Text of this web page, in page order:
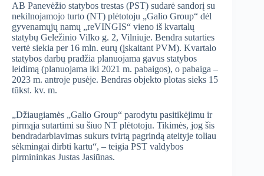
AB Panevėžio statybos trestas (PST) sudarė sandorį su
nekilnojamojo turto (NT) plėtotoju „Galio Group“ dėl
gyvenamųjų namų „reVINGIS“ vieno iš kvartalų
statybų Geležinio Vilko g. 2, Vilniuje. Bendra sutarties
vertė siekia per 16 mln. eurų (įskaitant PVM). Kvartalo
statybos darbų pradžia planuojama gavus statybos
leidimą (planuojama iki 2021 m. pabaigos), o pabaiga –
2023 m. antroje pusėje. Bendras objekto plotas sieks 15
tūkst. kv. m.
„Džiaugiamės „Galio Group“ parodytu pasitikėjimu ir
pirmąja sutartimi su šiuo NT plėtotoju. Tikimės, jog šis
bendradarbiavimas sukurs tvirtą pagrindą ateityje toliau
sėkmingai dirbti kartu“, – teigia PST valdybos
pirmininkas Justas Jasiūnas.